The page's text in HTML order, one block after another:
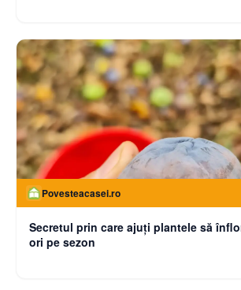
Povesteacasei.ro
Secretul prin care ajuți plantele să
ori pe sezon